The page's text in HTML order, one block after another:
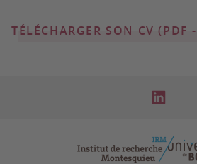
TÉLÉCHARGER SON CV (PDF